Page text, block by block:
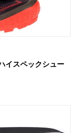
イスペックシュー